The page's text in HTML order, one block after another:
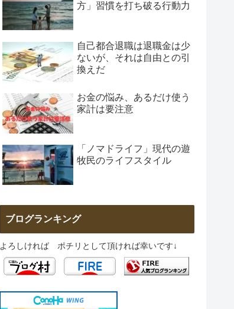
方」習慣を打ち破る行動力
自己都合退職は退職金は少
ないが、それは自由との引
換えだ
お金の悩み、あるだけ使う
家計は要注意
「ノマドライフ」現代の遊
牧民のライフスタイル
ブログランキング
よろしければ ポチリとして頂ければ幸いです↓